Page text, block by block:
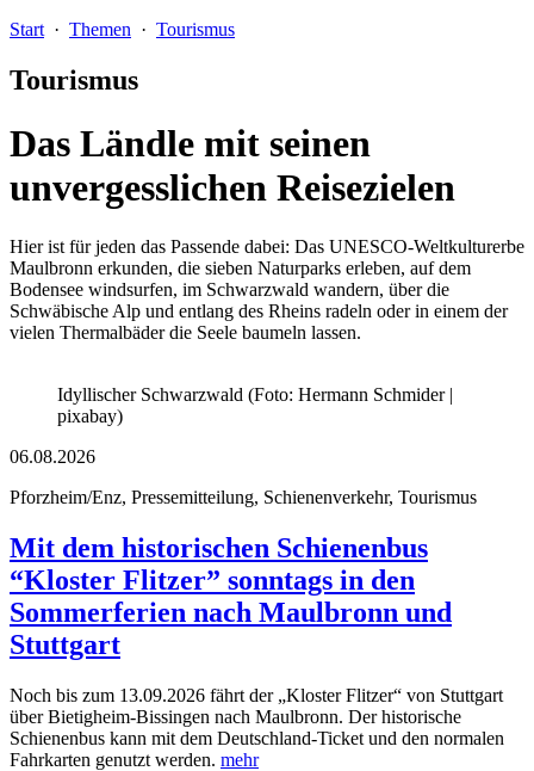
Start · Themen · Tourismus
Tourismus
Das Ländle mit seinen
unvergesslichen Reisezielen
Hier ist für jeden das Passende dabei: Das UNESCO-Weltkulturerbe
Maulbronn erkunden, die sieben Naturparks erleben, auf dem
Bodensee windsurfen, im Schwarzwald wandern, über die
Schwäbische Alp und entlang des Rheins radeln oder in einem der
vielen Thermalbäder die Seele baumeln lassen.
Idyllischer Schwarzwald (Foto: Hermann Schmider |
pixabay)
06.08.2026
Pforzheim/Enz, Pressemitteilung, Schienenverkehr, Tourismus
Mit dem historischen Schienenbus
“Kloster Flitzer” sonntags in den
Sommerferien nach Maulbronn und
Stuttgart
Noch bis zum 13.09.2026 fährt der „Kloster Flitzer“ von Stuttgart
über Bietigheim-Bissingen nach Maulbronn. Der historische
Schienenbus kann mit dem Deutschland-Ticket und den normalen
Fahrkarten genutzt werden. mehr